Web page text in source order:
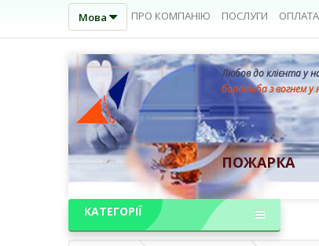
Мова ПРО КОМПАНІЮ ПОСЛУГИ ОПЛАТА
Любов до клієнта у
боротьба з вогнем
ПОЖАРКА
КАТЕГОРІЇ